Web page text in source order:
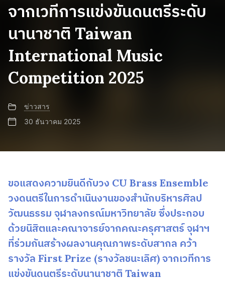
จากเวทีการแข่งขันดนตรีระดับ
นานาชาติ Taiwan
International Music
Competition 2025
ข่าวสาร
30 ธันวาคม 2025
ขอแสดงความยินดีกับวง CU Brass Ensemble
วงดนตรีในการดำเนินงานของสำนักบริหารศิลป
วัฒนธรรม จุฬาลงกรณ์มหาวิทยาลัย ซึ่งประกอบ
ด้วยนิสิตและคณาจารย์จากคณะครุศาสตร์ จุฬาฯ
ที่ร่วมกันสร้างผลงานคุณภาพระดับสากล คว้า
รางวัล First Prize (รางวัลชนะเลิศ) จากเวทีการ
แข่งขันดนตรีระดับนานาชาติ Taiwan